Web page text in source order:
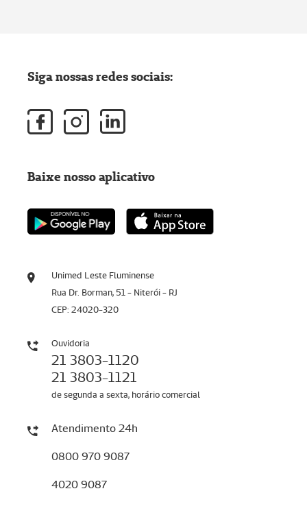
Unimed Leste Fluminense
Rua Dr. Borman, 51 - Niterói - RJ
CEP: 24020-320
Ouvidoria
21 3803-1120
21 3803-1121
de segunda a sexta, horário comercial
Atendimento 24h
0800 970 9087
4020 9087
Siga nossas redes sociais:
Baixe nosso aplicativo